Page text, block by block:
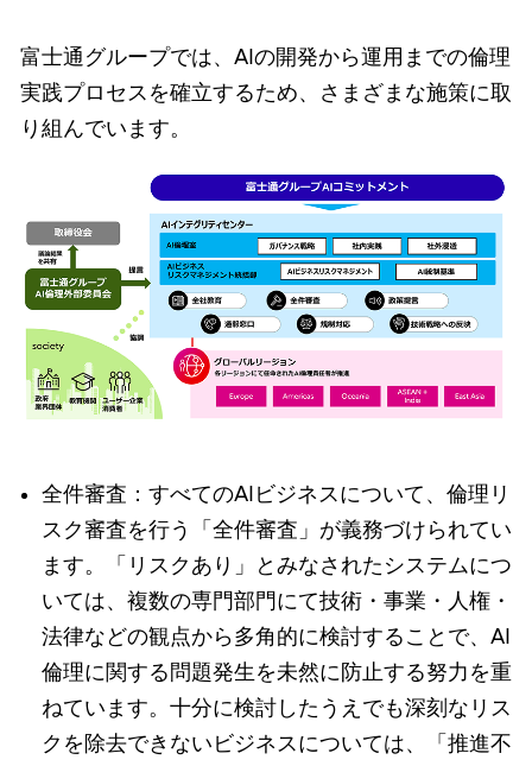
富士通グループでは、AIの開発から運用までの倫理
実践プロセスを確立するため、さまざまな施策に取
り組んでいます。
全件審査：すべてのAIビジネスについて、倫理リ
スク審査を行う「全件審査」が義務づけられてい
ます。「リスクあり」とみなされたシステムにつ
いては、複数の専門部門にて技術・事業・人権・
法律などの観点から多角的に検討することで、AI
倫理に関する問題発生を未然に防止する努力を重
ねています。十分に検討したうえでも深刻なリス
クを除去できないビジネスについては、「推進不